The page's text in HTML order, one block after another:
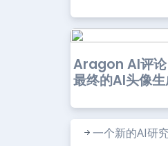
Aragon AI评
最终的AI头像生
一个新的AI研